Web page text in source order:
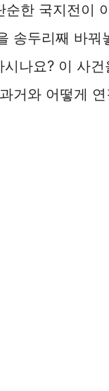
한 국지전이
송두리째 바꿔
나요? 이 사
거와 어떻게